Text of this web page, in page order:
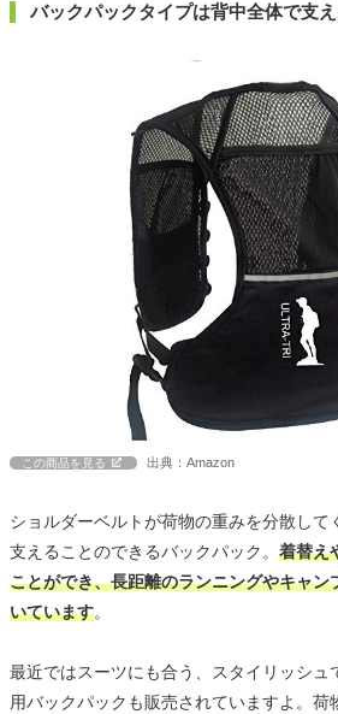
バックパックタイプは背中全体で支
この商品を見る 出典：Amazon
ショルダーベルトが荷物の重みを分散して
支えることのできるバックパック。 着替え
ことができ、長距離のランニングやキャン
いています。
最近ではスーツにも合う、スタイリッシュ
用バックパックも販売されていますよ。荷